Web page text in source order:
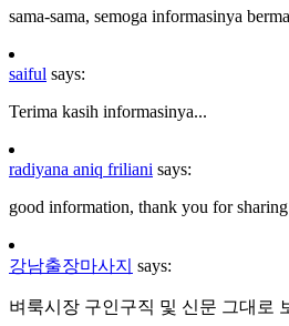
sama-sama, semoga informasinya
saiful says:
Terima kasih informasinya...
radiyana aniq friliani says:
good information, thank you for
강남출장마사지 says:
벼룩시장 구인구직 및 신문 그대로